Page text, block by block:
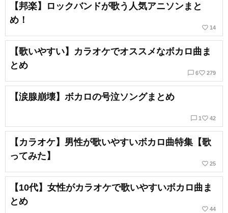
【邦楽】ロックバンドが歌う人気アニソンまと
め！
favorite_border 14
【歌いやすい】カラオケでオススメなボカロ曲ま
とめ
chat_bubble_outline 6favorite_border 279
【涙腺崩壊】ボカロの号泣ソングまとめ
chat_bubble_outline 1 favorite_border 42
【カラオケ】男性が歌いやすいボカロ曲特集【歌
ってみた】
favorite_border 25
【10代】女性がカラオケで歌いやすいボカロ曲ま
とめ
favorite_border 44